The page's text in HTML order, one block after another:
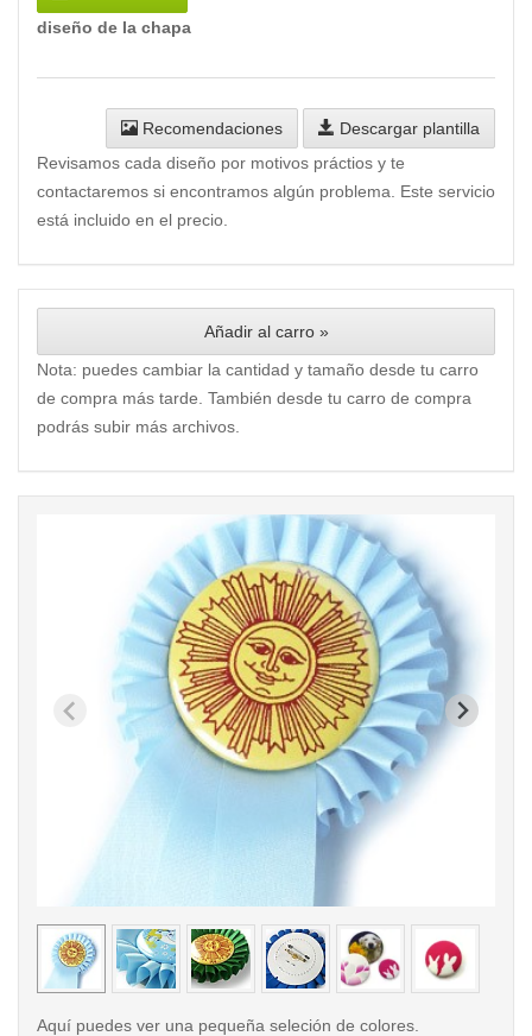
diseño de la chapa
Recomendaciones
Descargar plantilla
Revisamos cada diseño por motivos práctios y te
contactaremos si encontramos algún problema. Este servicio
está incluido en el precio.
Añadir al carro »
Nota: puedes cambiar la cantidad y tamaño desde tu carro
de compra más tarde. También desde tu carro de compra
podrás subir más archivos.
< /picture>
Aquí puedes ver una pequeña seleción de colores.